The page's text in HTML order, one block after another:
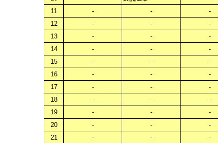
11
- -
-
12
- -
-
13
- -
-
14
- -
-
15
- -
-
16
- -
-
17
- -
-
18
- -
-
19
- -
-
20
- -
-
21
- -
-